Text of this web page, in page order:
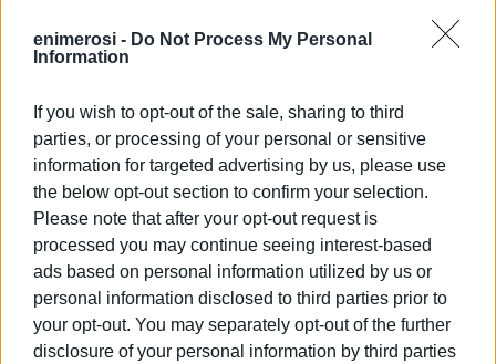
enimerosi - Do Not Process My Personal
Information
If you wish to opt-out of the sale, sharing to third
parties, or processing of your personal or sensitive
information for targeted advertising by us, please use
the below opt-out section to confirm your selection.
Please note that after your opt-out request is
processed you may continue seeing interest-based
ads based on personal information utilized by us or
personal information disclosed to third parties prior to
your opt-out. You may separately opt-out of the further
disclosure of your personal information by third parties
Κυριακή 1 Δεκεμβρίου, για τα 70 χρόνια από την ίδρυση
του σωματείου (το 1954) και τη συνεχή έκτοτε
επτανησιακό τραγούδι.